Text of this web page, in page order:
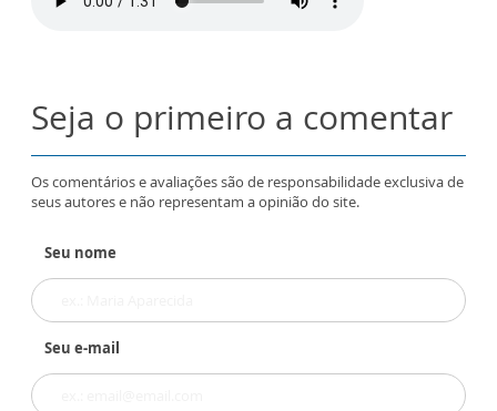
Seja o primeiro a comentar
Os comentários e avaliações são de responsabilidade exclusiva de
seus autores e não representam a opinião do site.
Seu nome
Seu e-mail